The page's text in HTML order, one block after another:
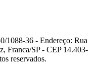
1088-36 - Endereço: Rua
Franca/SP - CEP 14.403-
reservados.